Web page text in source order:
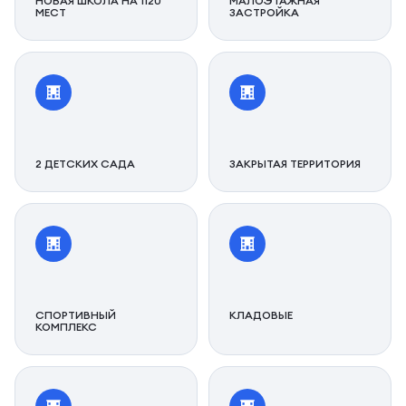
МЕСТ
ЗАСТРОЙКА
2 ДЕТСКИХ САДА ЗАКРЫТАЯ ТЕРРИТОРИЯ
СПОРТИВНЫЙ
КОМПЛЕКС
КЛАДОВЫЕ